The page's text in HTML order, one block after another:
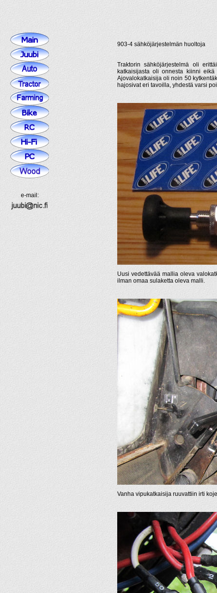
e-mail:
903-4 sähköjärjestelmän huoltoja
Traktorin sähköjärjestelmä oli
katkaisijasta oli onnesta kiinni eikä
Ajovalokatkaisija oli noin 50
hajosivat eri tavoilla, yhdestä varsi
Uusi vedettävää mallia oleva
ilman omaa sulaketta oleva malli.
Vanha vipukatkaisija ruuvattiin irti